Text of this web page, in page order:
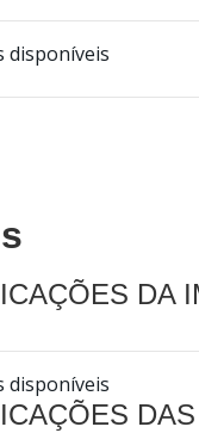
disponíveis
DA
disponíveis